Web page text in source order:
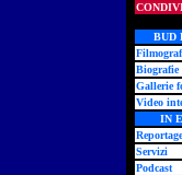
BUD
Biografie
Gallerie
Video
IN
Reportage
Servizi
Podcast